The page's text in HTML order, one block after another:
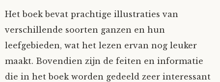
Het boek bevat prachtige illustraties van
verschillende soorten ganzen en hun
leefgebieden, wat het lezen ervan nog leuker
maakt. Bovendien zijn de feiten en informatie
die in het boek worden gedeeld zeer interessant